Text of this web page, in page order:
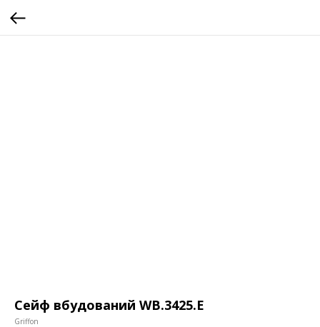
Сейф вбудований WB.3425.E
Griffon